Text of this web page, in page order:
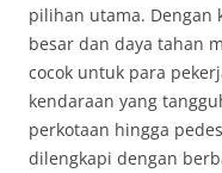
pilihan utama. Dengan
besar dan daya tahan
cocok untuk para
kendaraan yang
perkotaan hingga
dilengkapi dengan